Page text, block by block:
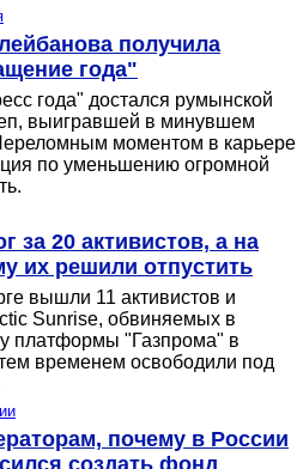
получила
года"
года" достался румынской
выигравшей в минувшем
моментом в карьере
по уменьшению огромной
за 20 активистов, а на
их решили отпустить
вышли 11 активистов и
Sunrise, обвиняемых в
у платформы "Газпрома" в
временем освободили под
почему в России
создать фонд